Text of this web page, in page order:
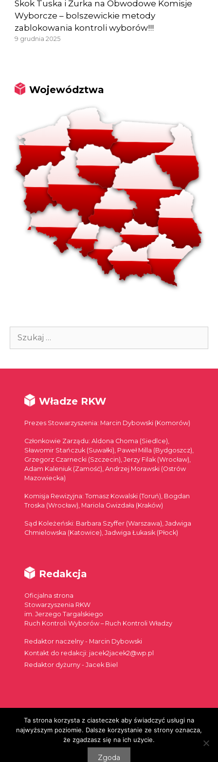
Skok Tuska i Żurka na Obwodowe Komisje
Wyborcze – bolszewickie metody
zablokowania kontroli wyborów!!!
9 grudnia 2025
Województwa
Szukaj:
Władze RKW
Prezes Stowarzyszenia: Marcin Dybowski (Komorów)
Członkowie Zarządu: Aldona Choma (Siedlce),
Sławomir Stańczuk (Suwałki), Paweł Milla (Bydgoszcz),
Grzegorz Czarnecki (Szczecin), Jerzy Filak (Wrocław),
Adam Kaleniuk (Zamość), Andrzej Morawski (Ostrów
Mazowiecka)
Komisja Rewizyjna: Tomasz Kowalski (Toruń), Bogdan
Troska (Wrocław), Mariola Gwizdała (Kraków)
Sąd Koleżeński: Barbara Szyffer (Warszawa), Jadwiga
Chmielowska (Katowice), Jadwiga Łukasik (Płock)
Redakcja
Oficjalna strona
Stowarzyszenia RKW
im. Jerzego Targalskiego
Ruch Kontroli Wyborów – Ruch Kontroli Władzy
Redaktor naczelny - Marcin Dybowski
Kontakt do redakcji: jacek2jacek2@wp.pl
Redaktor dyżurny - Jacek Biel
Szukaj:
Ta strona korzysta z ciasteczek aby świadczyć usługi na
najwyższym poziomie. Dalsze korzystanie ze strony oznacza,
że zgadzasz się na ich użycie.
Zgoda